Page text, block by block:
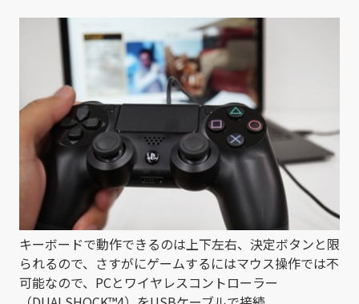
キーボードで動作できるのは上下左右、決定ボタンと限
られるので、さすがにゲームするにはマウス操作では不
可能なので、PCとワイヤレスコントローラー